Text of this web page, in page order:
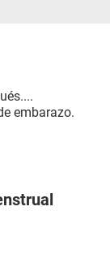
embarazo.